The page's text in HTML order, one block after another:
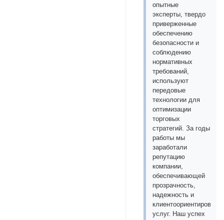
опытные
эксперты, твердо
приверженные
обеспечению
безопасности и
соблюдению
нормативных
требований,
используют
передовые
технологии для
оптимизации
торговых
стратегий. За годы
работы мы
заработали
репутацию
компании,
обеспечивающей
прозрачность,
надежность и
услуг. Наш успех